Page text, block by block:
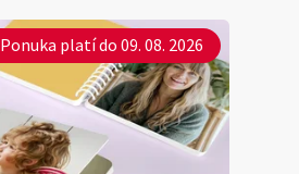
Ponuka platí do 09. 08. 2026